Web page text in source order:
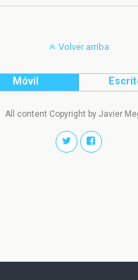
Volver arriba
Móvil
All content Copyright by Javier